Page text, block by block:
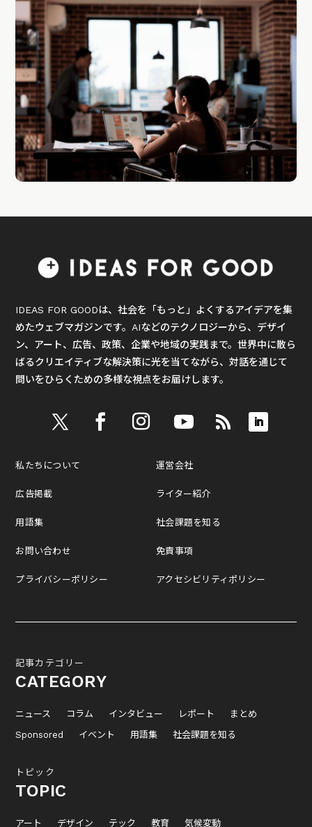
IDEAS FOR GOODは、社会を「もっと」よくするアイデアを集
めたウェブマガジンです。AIなどのテクノロジーから、デザイ
ン、アート、広告、政策、企業や地域の実践まで。世界中に散ら
ばるクリエイティブな解決策に光を当てながら、対話を通じて
問いをひらくための多様な視点をお届けします。
私たちについて
広告掲載
用語集
お問い合わせ
プライバシーポリシー
運営会社
ライター紹介
社会課題を知る
免責事項
アクセシビリティポリシー
記事カテゴリー
CATEGORY
ニュース コラム インタビュー レポート
まとめ
Sponsored
イベント 用語集 社会課題を知る
トピック
TOPIC
アート デザイン テック 教育 気候変動